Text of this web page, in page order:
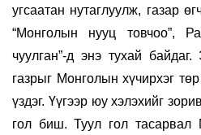
угсаатан нутаглуулж, газар
“Монголын нууц товчоо”,
чуулган”-д энэ тухай
газрыг Монголын хүчирхэг
үздэг. Үүгээр юу хэлэхийг
гол биш. Туул гол тасарвал